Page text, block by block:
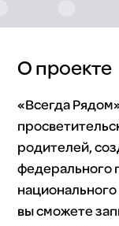
О проекте
«Всегда
родителей,
федерального
вы сможете